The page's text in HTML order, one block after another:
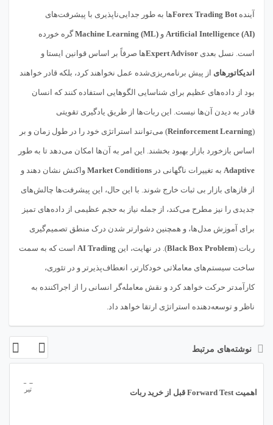
آیندهForex Trading Botها به طور جدایی‌ناپذیری با پیشرفت‌های
Artificial Intelligence (AI) و Machine Learning (ML)گره خورده
است. نسل بعدی Expert Advisorها صرفاً بر اساس قوانین ایستا و
اندیکاتورهای از پیش برنامه‌ریزی‌شده عمل نخواهند کرد، بلکه قادر خواهند
بود از داده‌های عظیم برای شناسایی الگوهایی استفاده کنند که انسان
قادر به دیدن آن‌ها نیست. این ربات‌ها از طریق یادگیری تقویتی
(
Reinforcement Learning) می‌توانند استراتژی خود را در طول زمان و بر
اساس بازخورد بازار بهبود بخشند. این امر به آن‌ها امکان می‌دهد تا به طور
Adaptive به تغییرات ناگهانی در Market Conditions واکنش نشان دهند و
از فازهای بازار بی ثبات خارج شوند. با این حال، این پیشرفت‌ها چالش‌های
جدیدی را نیز مطرح می‌کند، از جمله نیاز به حجم عظیمی از داده‌های تمیز
برای آموزش مدل‌ها، و همچنین دشوارتر شدن درک منطق تصمیم‌گیری
ربات (Black Box Problem). در نهایت، این AI Trading است که به سمت
ساخت سیستم‌های معاملاتی خودکارتر، انعطاف‌پذیرتر و در تئوری،
کارآمدتر حرکت خواهد کرد و نقش معامله‌گر انسانی را از اجراکننده به
ناظر و توسعه‌دهنده استراتژی ارتقا خواهد داد.
نوشته‌های مرتبط
اهمیت Forward Test قبل از خرید ربات تیر